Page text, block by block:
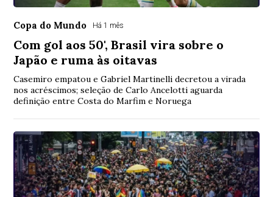
Copa do Mundo Há 1 mês
Com gol aos 50', Brasil vira sobre o
Japão e ruma às oitavas
Casemiro empatou e Gabriel Martinelli decretou a virada
nos acréscimos; seleção de Carlo Ancelotti aguarda
definição entre Costa do Marfim e Noruega